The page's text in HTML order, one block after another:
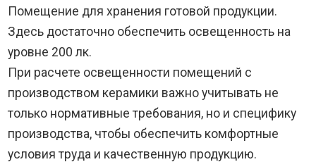
Помещение для хранения готовой продукции.
Здесь достаточно обеспечить освещенность на
уровне 200 лк.
При расчете освещенности помещений с
производством керамики важно учитывать не
только нормативные требования, но и специфику
производства, чтобы обеспечить комфортные
условия труда и качественную продукцию.